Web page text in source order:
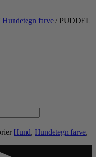
Hundetegn farve / PUDDEL
Hund, Hundetegn farve,